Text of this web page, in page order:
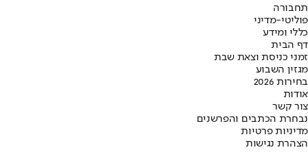
תחבורה
פוליטי-מדיני
כללי ומידע
דף הבית
זמני כניסת וצאת שבת
מגזין השבוע
בחירות 2026
אודות
צור קשר
נבחרת הכתבים והפרשנים
מדיניות פרטיות
הצהרת נגישות